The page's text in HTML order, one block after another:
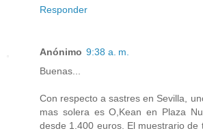
Responder
Anónimo 9:38 a. m.
Buenas...
Con respecto a sastres en Sevilla,
mas solera es O,Kean en Plaza
desde 1.400 euros. El muestrario de